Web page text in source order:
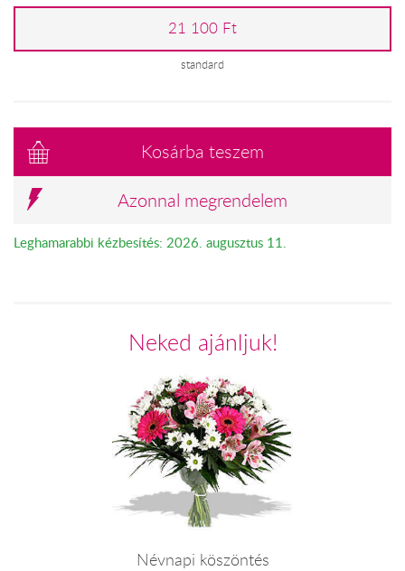
21 100 Ft
standard
Kosárba teszem
Azonnal megrendelem
Leghamarabbi kézbesítés: 2026. augusztus 11.
Neked ajánljuk!
Névnapi köszöntés